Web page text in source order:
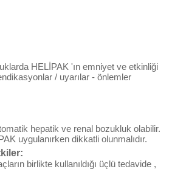
HELİPAK 'ın emniyet ve etkinliği
/ uyarılar - önlemler
hepatik ve renal bozukluk olabilir.
uygulanırken dikkatli olunmalıdır.
birlikte kullanıldığı üçlü tedavide ,